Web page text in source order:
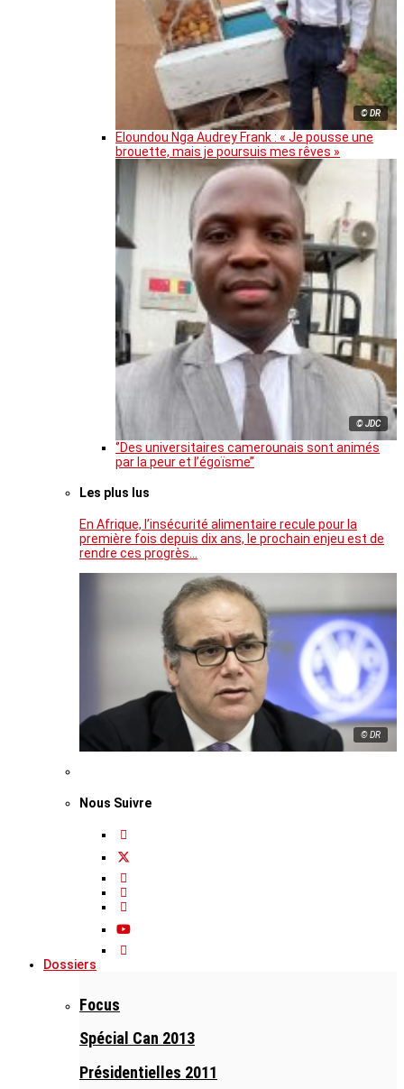
© DR
Eloundou Nga Audrey Frank : « Je pousse une
brouette, mais je poursuis mes rêves »
© JDC
‘’Des universitaires camerounais sont animés
par la peur et l’égoïsme’’
Les plus lus
En Afrique, l’insécurité alimentaire recule pour la
première fois depuis dix ans, le prochain enjeu est de
rendre ces progrès…
© DR
Nous Suivre
Dossiers
Focus
Spécial Can 2013
Présidentielles 2011